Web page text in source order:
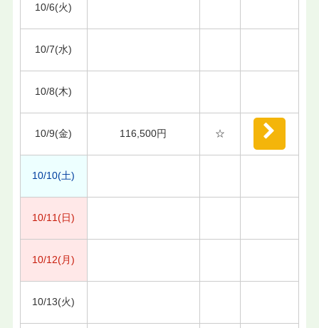
10/6(火)
10/7(水)
10/8(木)
10/9(金) 116,500円 ☆
10/10(土)
10/11(日)
10/12(月)
10/13(火)